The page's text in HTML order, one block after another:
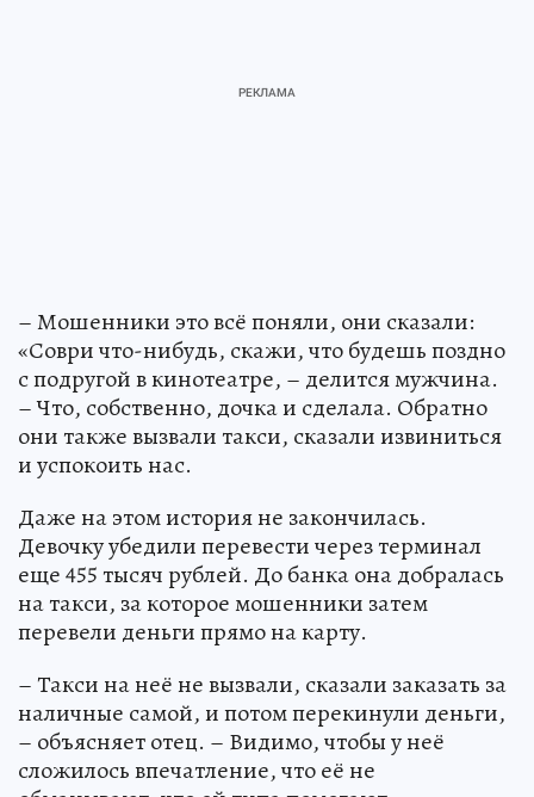
– Мошенники это всё поняли, они сказали:
«Соври что-нибудь, скажи, что будешь поздно
с подругой в кинотеатре, – делится мужчина.
– Что, собственно, дочка и сделала. Обратно
они также вызвали такси, сказали извиниться
и успокоить нас.
Даже на этом история не закончилась.
Девочку убедили перевести через терминал
еще 455 тысяч рублей. До банка она добралась
на такси, за которое мошенники затем
перевели деньги прямо на карту.
– Такси на неё не вызвали, сказали заказать за
наличные самой, и потом перекинули деньги,
– объясняет отец. – Видимо, чтобы у неё
сложилось впечатление, что её не